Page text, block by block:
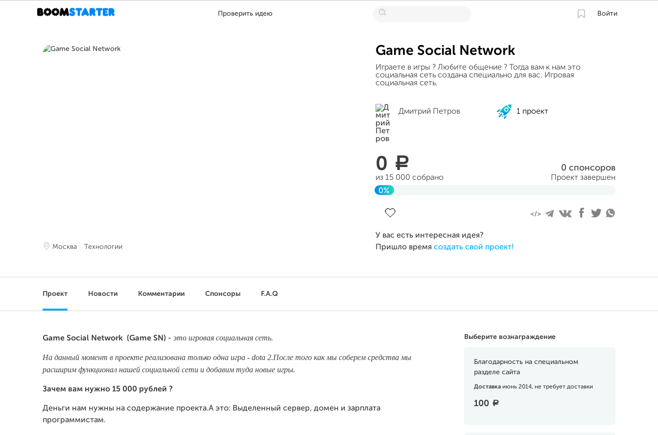
Проверить идею Войти
Москва Технологии
Game Social Network
Играете в игры ? Любите общение ? Тогда вам к нам это
социальная сеть создана специально для вас. Игровая
социальная сеть.
Дмитрий Петров 1 проект
0 a
из 15 000 собрано
0 спонсоров
Проект завершен
0%
У вас есть интересная идея?
Пришло время создать свой проект!
Проект Новости Комментарии Спонсоры F.A.Q
Выберите вознаграждение
Благодарность на специальном
разделе сайта
Доставка июнь 2014, не требует доставки
100 a
Game Social Network (Game SN) - это игровая социальная сеть.
На данный момент в проекте реализована только одна игра - dota 2.После того как мы соберем средства мы
расширим функционал нашей социальной сети и добавим туда новые игры.
Зачем вам нужно 15 000 рублей ?
Деньги нам нужны на содержание проекта.А это: Выделенный сервер, домен и зарплата
программистам.